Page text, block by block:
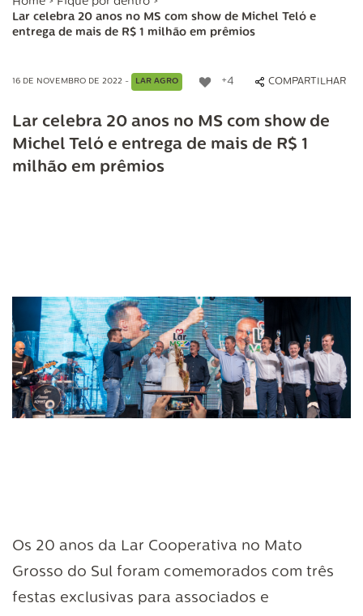
Lar celebra 20 anos no MS com show de Michel Teló e
entrega de mais de R$ 1 milhão em prêmios
16 DE NOVEMBRO DE 2022 - LAR AGRO +4 COMPARTILHAR
Lar celebra 20 anos no MS com show de
Michel Teló e entrega de mais de R$ 1
milhão em prêmios
Os 20 anos da Lar Cooperativa no Mato
Grosso do Sul foram comemorados com três
festas exclusivas para associados e